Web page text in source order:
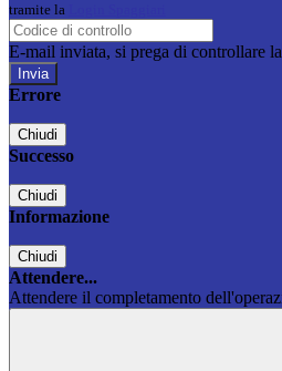
tramite la
E-mail inviata, si prega di controllare
Errore
Chiudi
Successo
Chiudi
Informazione
Chiudi
Attendere...
Attendere il completamento